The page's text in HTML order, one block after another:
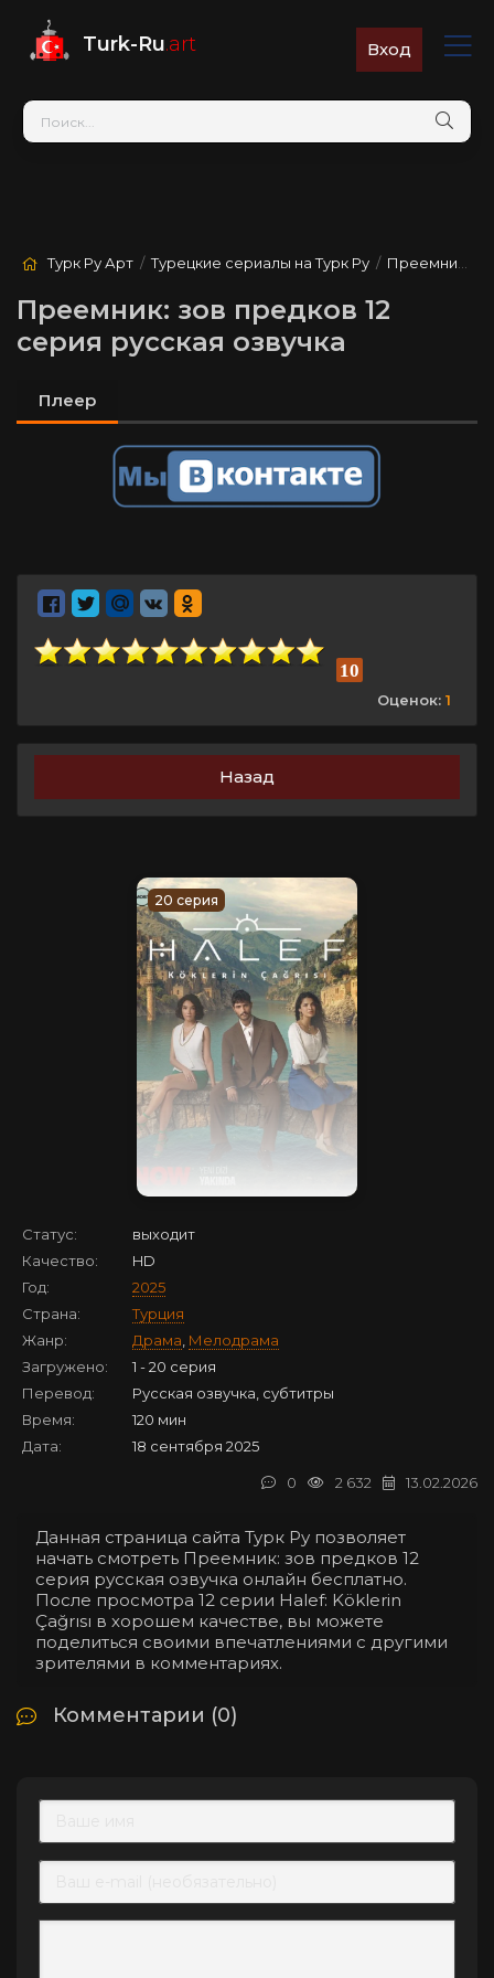
Turk-Ru.art Вход
Турк Ру Арт /Турецкие сериалы на Турк Ру / Преемник: зов предков
Преемник: зов предков 12
серия русская озвучка
Плеер
10
Оценок: 1
Назад
20 серия
Статус:
выходит
Качество:
HD
Год:
2025
Страна:
Турция
Жанр:
Драма Мелодрама
Загружено:
1 - 20 серия
Перевод:
Русская озвучка, субтитры
Время:
120 мин
Дата:
18 сентября 2025
13.02.2026
2 632
0
Данная страница сайта Турк Ру позволяет
начать смотреть Преемник: зов предков 12
серия русская озвучка онлайн бесплатно.
После просмотра 12 серии Halef: Köklerin
Çağrısı в хорошем качестве, вы можете
поделиться своими впечатлениями с другими
зрителями в комментариях.
Комментарии (0)